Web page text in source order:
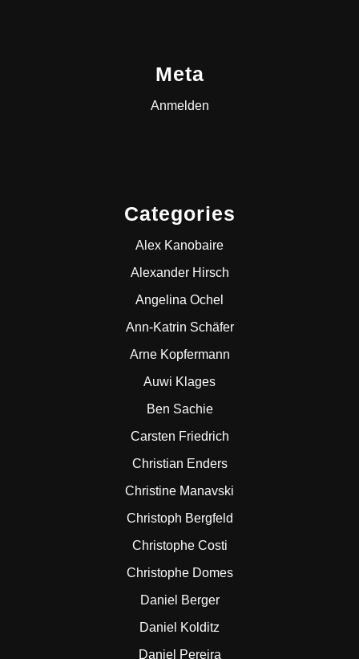
Meta
Anmelden
Categories
Alex Kanobaire
Alexander Hirsch
Angelina Ochel
Ann-Katrin Schäfer
Arne Kopfermann
Auwi Klages
Ben Sachie
Carsten Friedrich
Christian Enders
Christine Manavski
Christoph Bergfeld
Christophe Costi
Christophe Domes
Daniel Berger
Daniel Kolditz
Daniel Pereira